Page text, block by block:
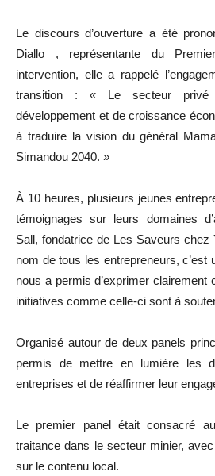
Le discours d’ouverture a été
Diallo , représentante du
intervention, elle a rappelé
transition : « Le secteur privé
développement et de croissance
à traduire la vision du général
Simandou 2040. »
À 10 heures, plusieurs jeunes
témoignages sur leurs domaines
Sall, fondatrice de Les Saveurs
nom de tous les entrepreneurs, c’est
nous a permis d’exprimer clairement
initiatives comme celle-ci sont à
Organisé autour de deux panels
permis de mettre en lumière les
entreprises et de réaffirmer leur
Le premier panel était consacré
traitance dans le secteur minier,
sur le contenu local.